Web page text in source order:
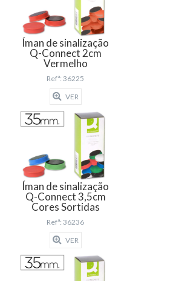
Íman de sinalização
Q-Connect 2cm
Vermelho
Refª: 36225
VER
Íman de sinalização
Q-Connect 3,5cm
Cores Sortidas
Refª: 36236
VER